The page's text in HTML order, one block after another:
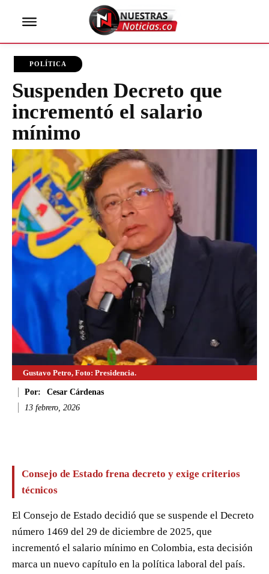
POLÍTICA
Suspenden Decreto que
incrementó el salario
mínimo
Gustavo Petro, Foto: Presidencia.
Por:
Cesar Cárdenas
13 febrero, 2026
Consejo de Estado frena decreto y exige criterios
técnicos
El Consejo de Estado decidió que se suspende el Decreto
número 1469 del 29 de diciembre de 2025, que
incrementó el salario mínimo en Colombia, esta decisión
marca un nuevo capítulo en la política laboral del país.